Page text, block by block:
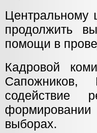
продолжить
помощи в
Кадровой
содействие
выборах.